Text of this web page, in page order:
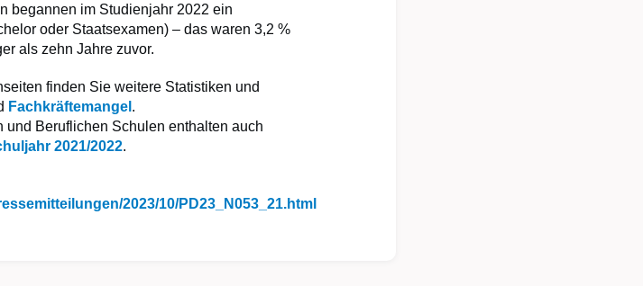
begannen im Studienjahr 2022 ein
oder Staatsexamen) – das waren 3,2 %
als zehn Jahre zuvor.
finden Sie weitere Statistiken und
Fachkräftemangel .
Beruflichen Schulen enthalten auch
2021/2022.
2023/10/PD23_N053_21.html